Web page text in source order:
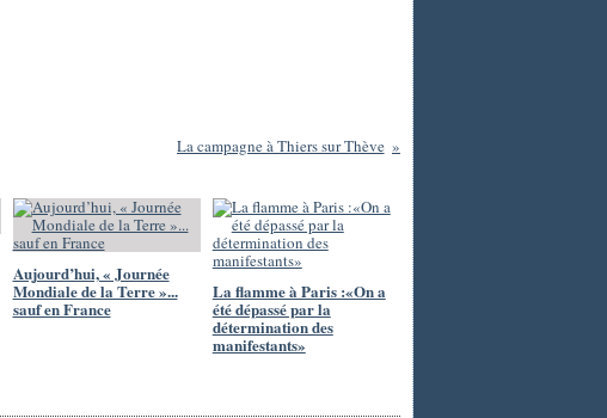
La campagne à Thiers sur Thève
Aujourd’hui, « Journée
Mondiale de la Terre »...
sauf en France
La flamme à Paris :«On a
été dépassé par la
détermination des
manifestants»